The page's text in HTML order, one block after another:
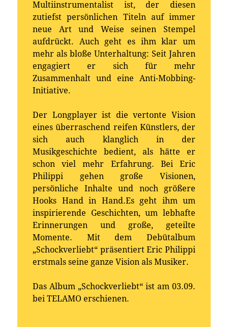
Multiinstrumentalist ist, der diesen
zutiefst persönlichen Titeln auf immer
neue Art und Weise seinen Stempel
aufdrückt. Auch geht es ihm klar um
mehr als bloße Unterhaltung: Seit Jahren
engagiert er sich für mehr
Zusammenhalt und eine Anti-Mobbing-
Initiative.
Der Longplayer ist die vertonte Vision
eines überraschend reifen Künstlers, der
sich auch klanglich in der
Musikgeschichte bedient, als hätte er
schon viel mehr Erfahrung. Bei Eric
Philippi gehen große Visionen,
persönliche Inhalte und noch größere
Hooks Hand in Hand.Es geht ihm um
inspirierende Geschichten, um lebhafte
Erinnerungen und große, geteilte
Momente. Mit dem Debütalbum
„Schockverliebt“ präsentiert Eric Philippi
erstmals seine ganze Vision als Musiker.
Das Album „Schockverliebt“ ist am 03.09.
bei TELAMO erschienen.